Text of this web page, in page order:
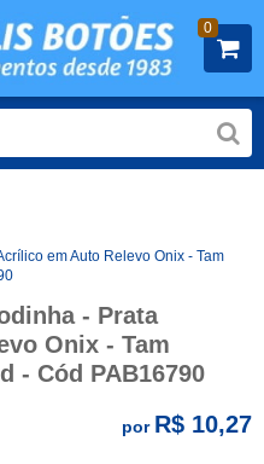
0
em Auto Relevo Onix - Tam
- Prata
Onix - Tam
- Cód PAB16790
por R$ 10,27